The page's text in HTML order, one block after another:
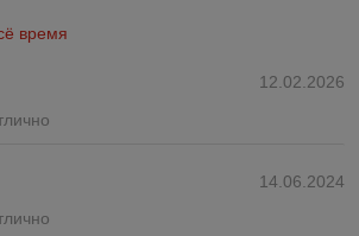
время
12.02.2026
14.06.2024